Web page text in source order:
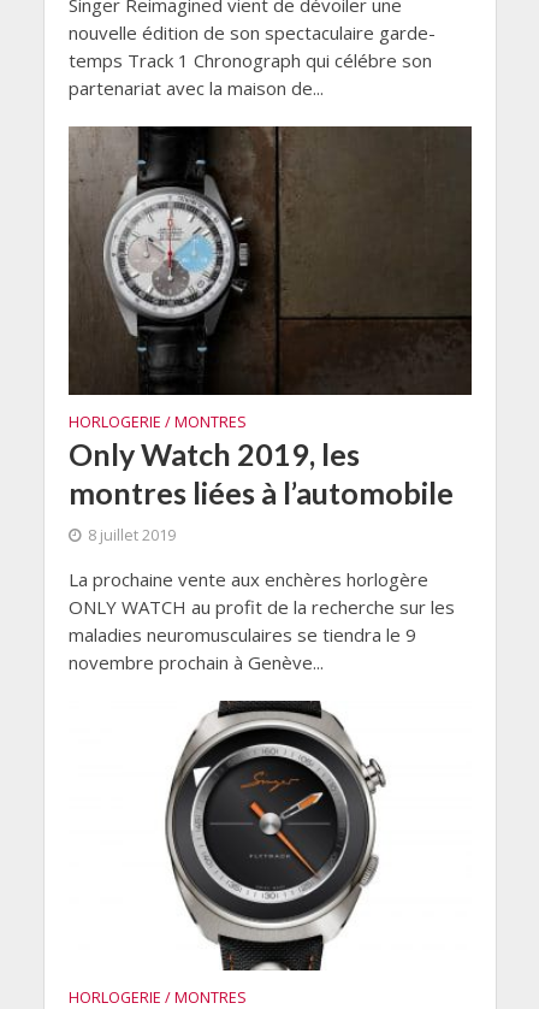
nouvelle édition de son spectaculaire garde-
temps Track 1 Chronograph qui célébre son
partenariat avec la maison de...
HORLOGERIE / MONTRES
Only Watch 2019, les
montres liées à l’automobile
8 juillet 2019
La prochaine vente aux enchères horlogère
ONLY WATCH au profit de la recherche sur les
maladies neuromusculaires se tiendra le 9
novembre prochain à Genève...
HORLOGERIE / MONTRES